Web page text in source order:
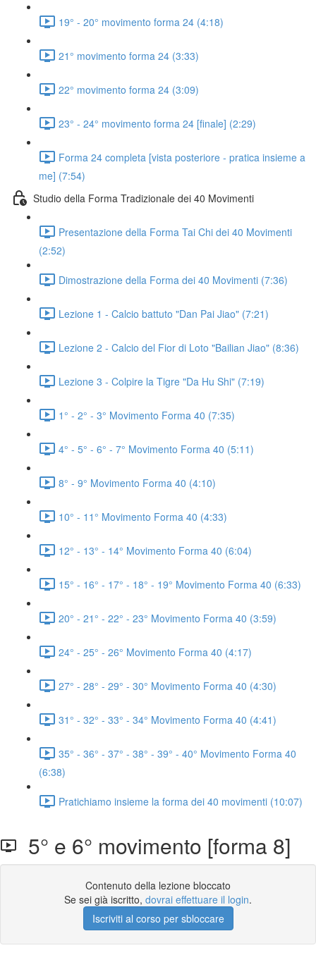
19° - 20° movimento forma 24 (4:18)
21° movimento forma 24 (3:33)
22° movimento forma 24 (3:09)
23° - 24° movimento forma 24 [finale] (2:29)
Forma 24 completa [vista posteriore - pratica insieme a
me] (7:54)
Studio della Forma Tradizionale dei 40 Movimenti
Presentazione della Forma Tai Chi dei 40 Movimenti
(2:52)
Dimostrazione della Forma dei 40 Movimenti (7:36)
Lezione 1 - Calcio battuto "Dan Pai Jiao" (7:21)
Lezione 2 - Calcio del Fior di Loto "Bailian Jiao" (8:36)
Lezione 3 - Colpire la Tigre "Da Hu Shi" (7:19)
1° - 2° - 3° Movimento Forma 40 (7:35)
4° - 5° - 6° - 7° Movimento Forma 40 (5:11)
8° - 9° Movimento Forma 40 (4:10)
10° - 11° Movimento Forma 40 (4:33)
12° - 13° - 14° Movimento Forma 40 (6:04)
15° - 16° - 17° - 18° - 19° Movimento Forma 40 (6:33)
20° - 21° - 22° - 23° Movimento Forma 40 (3:59)
24° - 25° - 26° Movimento Forma 40 (4:17)
27° - 28° - 29° - 30° Movimento Forma 40 (4:30)
31° - 32° - 33° - 34° Movimento Forma 40 (4:41)
35° - 36° - 37° - 38° - 39° - 40° Movimento Forma 40
(6:38)
Pratichiamo insieme la forma dei 40 movimenti (10:07)
5° e 6° movimento [forma 8]
Contenuto della lezione bloccato
Se sei già iscritto, dovrai effettuare il login.
Iscriviti al corso per sbloccare